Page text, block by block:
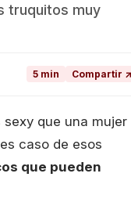
truquitos muy
5 min Compartir ↗
que una mujer
caso de esos
que pueden